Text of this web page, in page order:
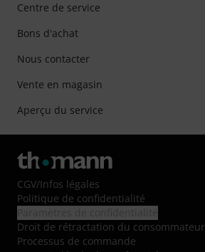
Centre de service
Bons d'achat
Nous contacter
Vente en magasin
Aperçu du service
CGV/Infos légales
Politique de confidentialité
Droit de rétractation du consommateur
Processus de commande